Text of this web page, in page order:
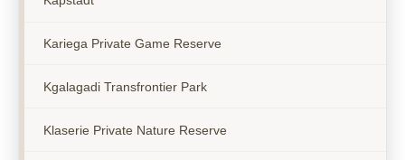
Kariega Private Game Reserve
Kgalagadi Transfrontier Park
Klaserie Private Nature Reserve